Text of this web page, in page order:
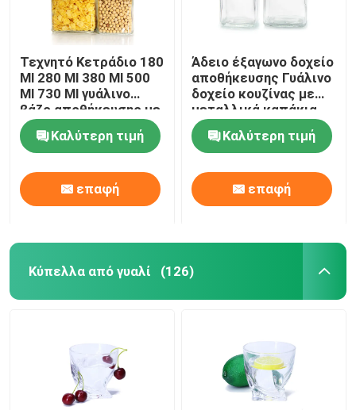
Αρχική Σελίδα
Προϊόντα
Σχετικά με εμάς
Γύρος εργοστασίων
Ποιοτικός έλεγχος
Τεχνητό Κετράδιο 180
Ml 280 Ml 380 Ml 500
Ml 730 Ml γυάλινο
βάζο αποθήκευσης με
καπάκι από
κασσίτερο
Καλύτερη τιμή
επαφή
Άδειο έξαγωνο δοχείο
αποθήκευσης Γυάλινο
δοχείο κουζίνας με
μεταλλικά καπάκια
Καλύτερη τιμή
επαφή
Κύπελλα από γυαλί (126)